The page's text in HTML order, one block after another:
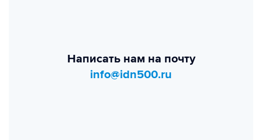
Написать нам на почту
info@idn500.ru